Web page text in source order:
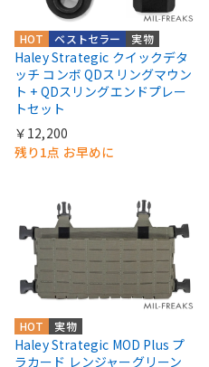
実物
ベストセラー
HOT
Haley Strategic クイックデタ
ッチ コンボ QDスリングマウン
ト + QDスリングエンドプレー
トセット
￥12,200
残り1点 お早めに
実物
HOT
Haley Strategic MOD Plus プ
ラカード レンジャーグリーン